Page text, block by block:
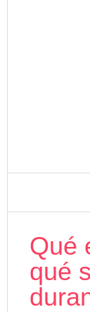
Qué
qué